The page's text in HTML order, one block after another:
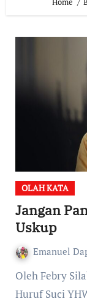
OLAH KATA
Jangan
Uskup
Emanuel
Oleh Febry Silaban, Munsyi dan penulis buku Empat
Huruf Suci